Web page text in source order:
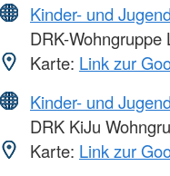
Kinder- und
DRK-Wohngruppe
Karte: Link zur
Kinder- und
DRK KiJu
Karte: Link zur